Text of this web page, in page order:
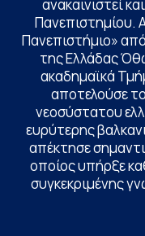
ανακαινιστεί
Πανεπιστημίου.
Πανεπιστήμιο»
της Ελλάδας
ακαδημαϊκά
αποτελούσε
νεοσύστατου
ευρύτερης
απέκτησε
οποίος υπήρξε
συγκεκριμένης